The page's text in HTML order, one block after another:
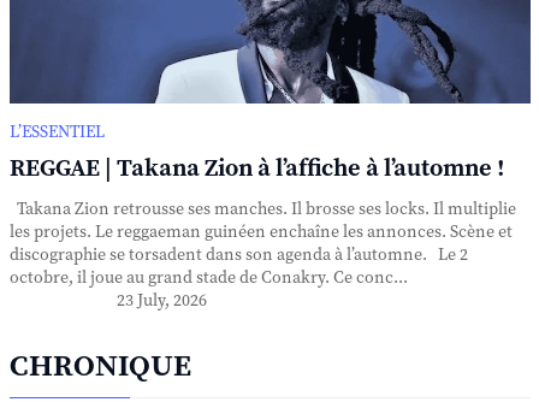
L’ESSENTIEL
REGGAE | Takana Zion à l’affiche à l’automne !
Takana Zion retrousse ses manches. Il brosse ses locks. Il multiplie
les projets. Le reggaeman guinéen enchaîne les annonces. Scène et
discographie se torsadent dans son agenda à l’automne. Le 2
octobre, il joue au grand stade de Conakry. Ce conc...
23 July, 2026
CHRONIQUE